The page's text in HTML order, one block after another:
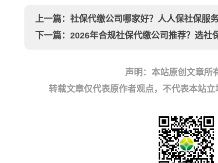
上一篇： 社保代缴公司哪家好？人人保社保服
下一篇： 2026年合规社保代缴公司推荐？选社
声明：本站原创文章所
转载文章仅代表原作者观点，不代表本站